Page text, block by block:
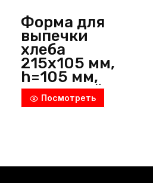
Форма для
выпечки
хлеба
215х105 мм,
h=105 мм,
алюминий,
металлик,
Посмотреть